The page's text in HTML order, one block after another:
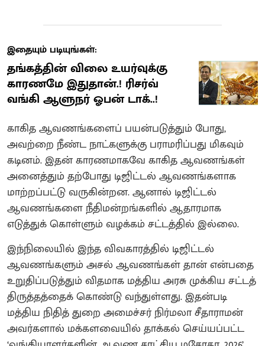
இதையும் படியுங்கள்:
தங்கத்தின் விலை உயர்வுக்கு
காரணமே இதுதான்.! ரிசர்வ்
வங்கி ஆளுநர் ஓபன் டாக்..!
காகித ஆவணங்களைப் பயன்படுத்தும் போது,
அவற்றை நீண்ட நாட்களுக்கு பராமரிப்பது மிகவும்
கடினம். இதன் காரணமாகவே காகித ஆவணங்கள்
அனைத்தும் தற்போது டிஜிட்டல் ஆவணங்களாக
மாற்றப்பட்டு வருகின்றன. ஆனால் டிஜிட்டல்
ஆவணங்களை நீதிமன்றங்களில் ஆதாரமாக
எடுத்துக் கொள்ளும் வழக்கம் சட்டத்தில் இல்லை.
இந்நிலையில் இந்த விவகாரத்தில் டிஜிட்டல்
ஆவணங்களும் அசல் ஆவணங்கள் தான் என்பதை
உறுதிப்படுத்தும் விதமாக மத்திய அரசு முக்கிய சட்டத்
திருத்தத்தைக் கொண்டு வந்துள்ளது. இதன்படி
மத்திய நிதித் துறை அமைச்சர் நிர்மலா சீதாராமன்
அவர்களால் மக்களவையில் தாக்கல் செய்யப்பட்ட